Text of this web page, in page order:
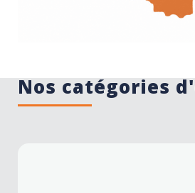
Nos catégories